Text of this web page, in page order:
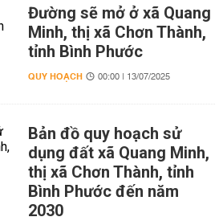
Đường sẽ mở ở xã Quang
Minh, thị xã Chơn Thành,
tỉnh Bình Phước
QUY HOẠCH 00:00 | 13/07/2025
Bản đồ quy hoạch sử
dụng đất xã Quang Minh,
thị xã Chơn Thành, tỉnh
Bình Phước đến năm
2030